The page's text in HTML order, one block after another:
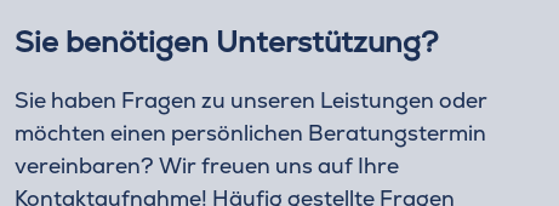
Sie benötigen Unterstützung?
Sie haben Fragen zu unseren Leistungen oder
möchten einen persönlichen Beratungstermin
vereinbaren? Wir freuen uns auf Ihre
Kontaktaufnahme! Häufig gestellte Fragen